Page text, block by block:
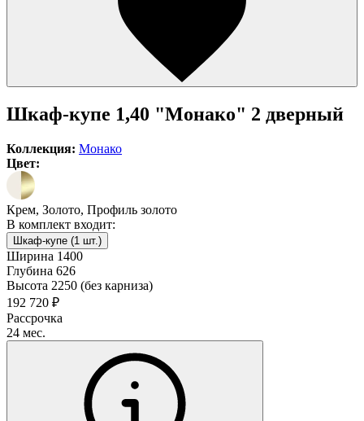
Шкаф-купе 1,40 "Монако" 2 дверный
Коллекция: Монако
Цвет:
Крем, Золото, Профиль золото
В комплект входит:
Шкаф-купе (1 шт.)
Ширина 1400
Глубина 626
Высота 2250 (без карниза)
192 720 ₽
Рассрочка
24 мес.